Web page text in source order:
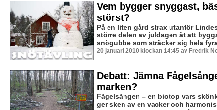
Vem bygger snyggast,
störst?
På en liten gård strax utanför
större delen av juldagen åt att
snögubbe som sträcker sig hela
20 januari 2010 klockan 14:45 av Fredrik
Debatt: Jämna
marken?
Fågelsången – en biotop vars
ger sken av en vacker och